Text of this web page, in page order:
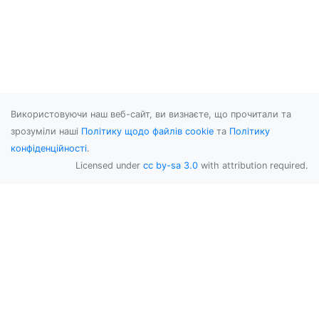
Використовуючи наш веб-сайт, ви визнаєте, що прочитали та
зрозуміли наші Політику щодо файлів cookie та Політику
конфіденційності.
Licensed under cc by-sa 3.0 with attribution required.